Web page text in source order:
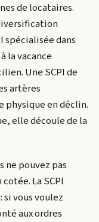
de locataires.
spécialisée dans
la vacance
Une SCPI de
artères
physique en déclin.
elle découle de la
ne pouvez pas
La SCPI
vous voulez
aux ordres